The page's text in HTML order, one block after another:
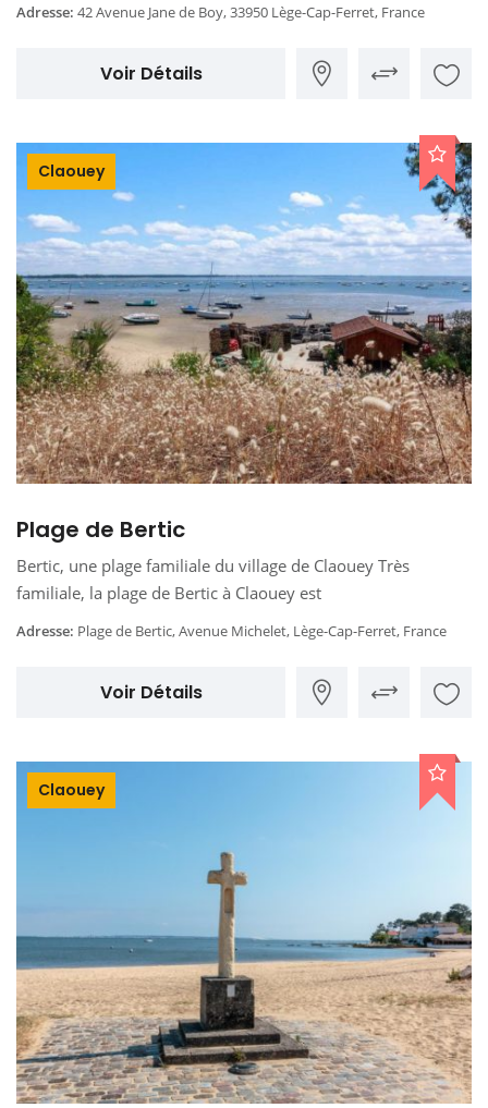
Adresse: 42 Avenue Jane de Boy, 33950 Lège-Cap-Ferret, France
Voir Détails
Claouey
Plage de Bertic
Bertic, une plage familiale du village de Claouey Très
familiale, la plage de Bertic à Claouey est
Adresse: Plage de Bertic, Avenue Michelet, Lège-Cap-Ferret, France
Voir Détails
Claouey